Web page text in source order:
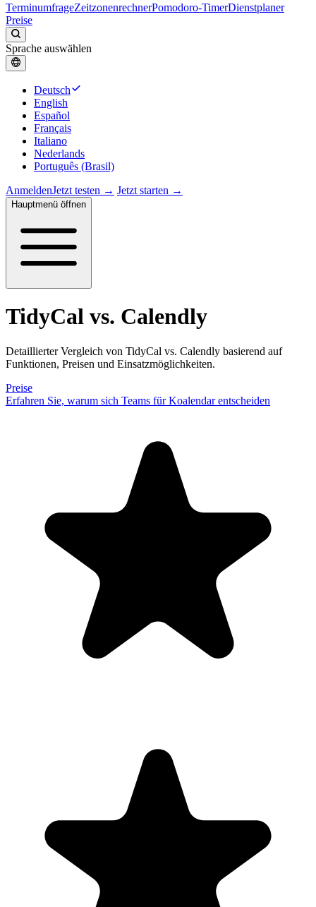
TerminumfrageZeitzonenrechnerPomodoro-TimerDienstplaner
Preise
Sprache auswählen
Deutsch
English
Español
Français
Italiano
Nederlands
Português (Brasil)
AnmeldenJetzt testen → Jetzt starten →
Hauptmenü öffnen
TidyCal vs. Calendly
Detaillierter Vergleich von TidyCal vs. Calendly basierend auf
Funktionen, Preisen und Einsatzmöglichkeiten.
Preise
Erfahren Sie, warum sich Teams für Koalendar entscheiden